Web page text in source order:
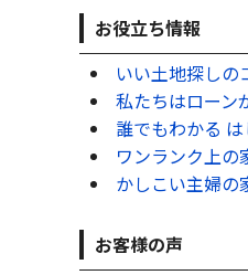
お役立ち情報
いい土地探しの
私たちはローン
誰でもわかる は
ワンランク上の
かしこい主婦の
お客様の声